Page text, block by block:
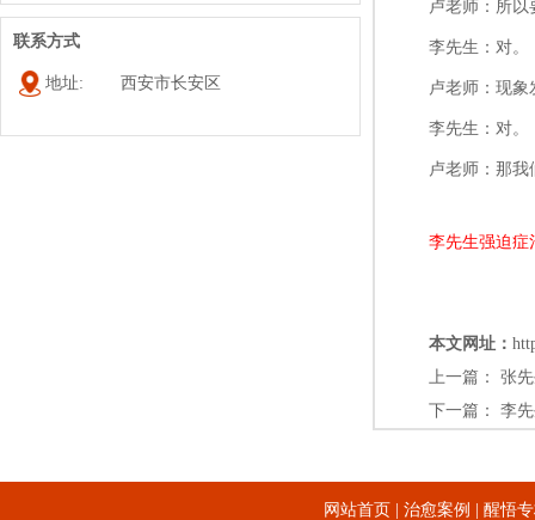
联系方式
地址: 西安市长安区
卢老师：所
李先生：对。
卢老师：现
李先生：对。
卢老师：那我
李先生强迫症
本文网址：
上一篇： 张
下一篇： 李
网站首页 治愈案例 醒悟